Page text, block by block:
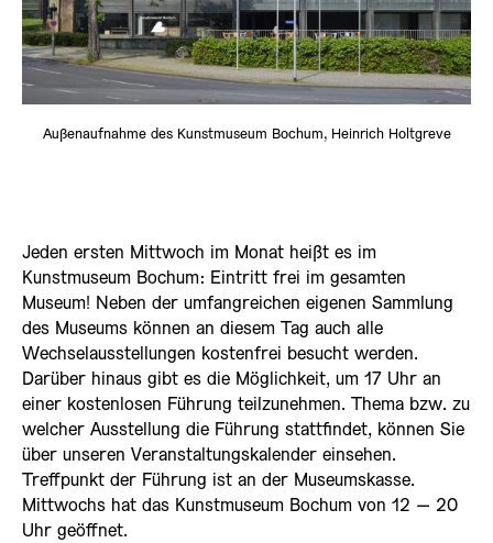
Außenaufnahme des Kunstmuseum Bochum, Heinrich Holtgreve
Jeden ersten Mittwoch im Monat heißt es im
Kunstmuseum Bochum: Eintritt frei im gesamten
Museum! Neben der umfangreichen eigenen Sammlung
des Museums können an diesem Tag auch alle
Wechselausstellungen kostenfrei besucht werden.
Darüber hinaus gibt es die Möglichkeit, um 17 Uhr an
einer kostenlosen Führung teilzunehmen. Thema bzw. zu
welcher Ausstellung die Führung stattfindet, können Sie
über unseren Veranstaltungskalender einsehen.
Treffpunkt der Führung ist an der Museumskasse.
Mittwochs hat das Kunstmuseum Bochum von 12 – 20
Uhr geöffnet.